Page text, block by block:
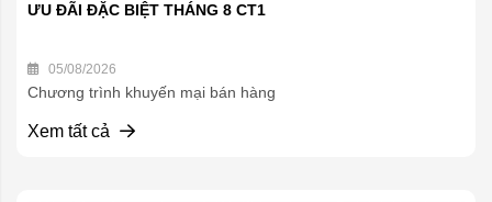
ƯU ĐÃI ĐẶC BIỆT THÁNG 8 CT1
05/08/2026
Chương trình khuyến mại bán hàng
Xem tất cả